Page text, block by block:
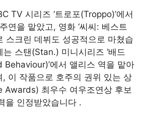
TV 시리즈 ‘트로포(Troppo)’에서
연을 맡았고, 영화 ‘씨씨: 베스트
스크린 데뷔도 성공적으로 마쳤습
스탠(Stan.) 미니시리즈 ‘배드
Behaviour)’에서 앨리스 역을 맡아
, 이 작품으로 호주의 권위 있는 상
Awards) 최우수 여우조연상 후보
을 인정받았습니다 .